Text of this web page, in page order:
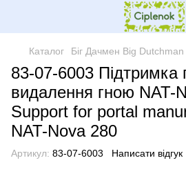
Каталог Біг Дачмен Big Dutchman
83-07-6003 Підтримка
видалення гною NAT-
Support for portal
NAT-Nova 280
Артикул: 83-07-6003 Написати відгук